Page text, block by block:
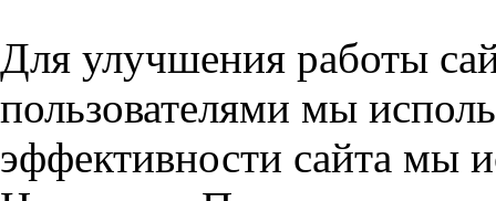
Для улучшения работы
пользователями мы
эффективности сайта мы